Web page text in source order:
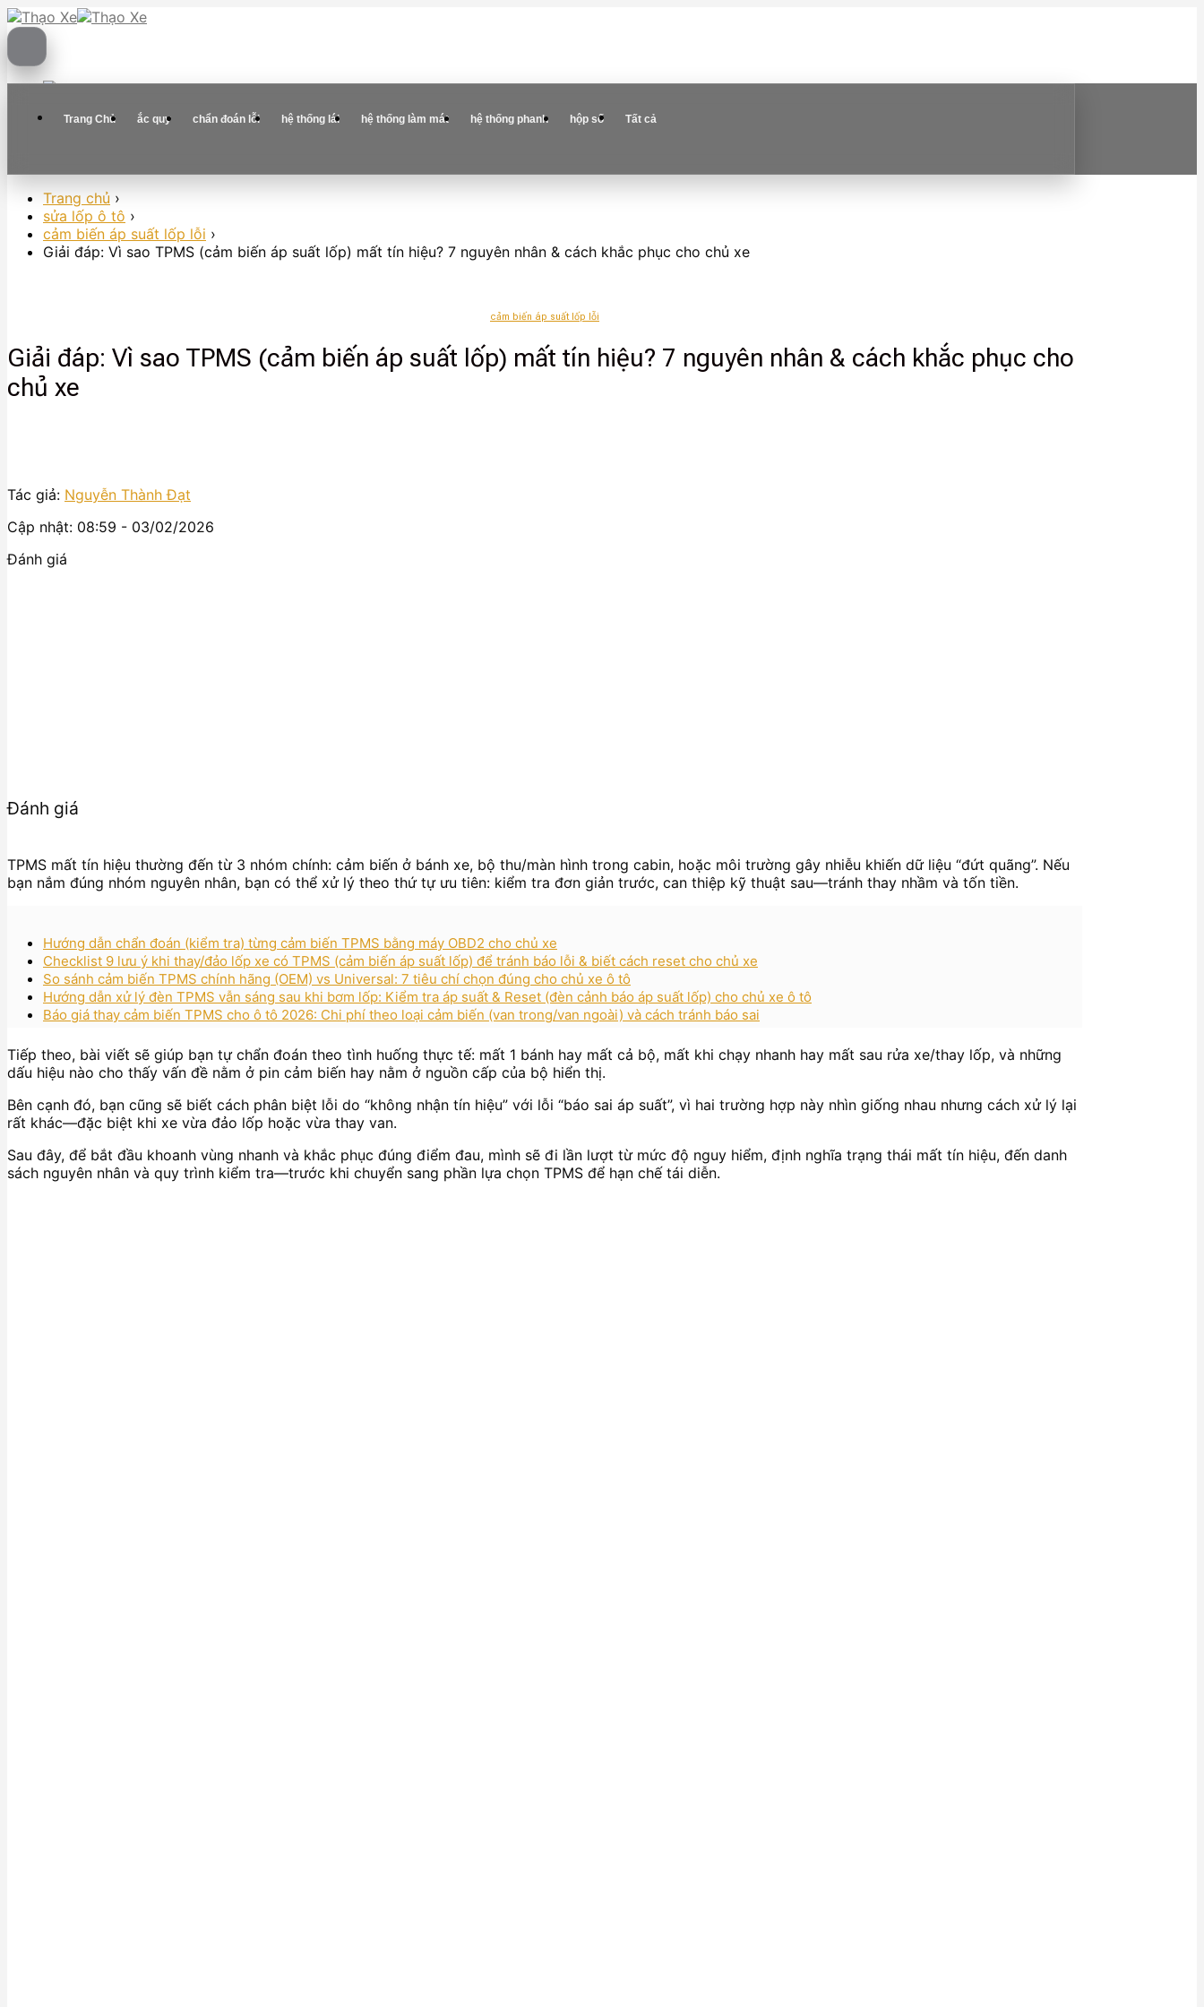
Skip
to
Trang Chủ ắc quy chẩn đoán lỗi hệ thống lái hệ thống làm mát hệ thống phanh hộp số Tất cả
Trang chủ ›
sửa lốp ô tô ›
cảm biến áp suất lốp lỗi ›
Giải đáp: Vì sao TPMS (cảm biến áp suất lốp) mất tín hiệu? 7 nguyên nhân & cách khắc phục cho chủ xe
cảm biến áp suất lốp lỗi
Giải đáp: Vì sao TPMS (cảm biến áp suất lốp) mất tín hiệu? 7 nguyên nhân & cách khắc phục cho
chủ xe
Tác giả: Nguyễn Thành Đạt
Cập nhật: 08:59 - 03/02/2026
Đánh giá
Đánh giá
TPMS mất tín hiệu thường đến từ 3 nhóm chính: cảm biến ở bánh xe, bộ thu/màn hình trong cabin, hoặc môi trường gây nhiễu khiến dữ liệu “đứt quãng”. Nếu
bạn nắm đúng nhóm nguyên nhân, bạn có thể xử lý theo thứ tự ưu tiên: kiểm tra đơn giản trước, can thiệp kỹ thuật sau—tránh thay nhầm và tốn tiền.
Hướng dẫn chẩn đoán (kiểm tra) từng cảm biến TPMS bằng máy OBD2 cho chủ xe
Checklist 9 lưu ý khi thay/đảo lốp xe có TPMS (cảm biến áp suất lốp) để tránh báo lỗi & biết cách reset cho chủ xe
So sánh cảm biến TPMS chính hãng (OEM) vs Universal: 7 tiêu chí chọn đúng cho chủ xe ô tô
Hướng dẫn xử lý đèn TPMS vẫn sáng sau khi bơm lốp: Kiểm tra áp suất & Reset (đèn cảnh báo áp suất lốp) cho chủ xe ô tô
Báo giá thay cảm biến TPMS cho ô tô 2026: Chi phí theo loại cảm biến (van trong/van ngoài) và cách tránh báo sai
Tiếp theo, bài viết sẽ giúp bạn tự chẩn đoán theo tình huống thực tế: mất 1 bánh hay mất cả bộ, mất khi chạy nhanh hay mất sau rửa xe/thay lốp, và những
dấu hiệu nào cho thấy vấn đề nằm ở pin cảm biến hay nằm ở nguồn cấp của bộ hiển thị.
Bên cạnh đó, bạn cũng sẽ biết cách phân biệt lỗi do “không nhận tín hiệu” với lỗi “báo sai áp suất”, vì hai trường hợp này nhìn giống nhau nhưng cách xử lý lại
rất khác—đặc biệt khi xe vừa đảo lốp hoặc vừa thay van.
Sau đây, để bắt đầu khoanh vùng nhanh và khắc phục đúng điểm đau, mình sẽ đi lần lượt từ mức độ nguy hiểm, định nghĩa trạng thái mất tín hiệu, đến danh
sách nguyên nhân và quy trình kiểm tra—trước khi chuyển sang phần lựa chọn TPMS để hạn chế tái diễn.